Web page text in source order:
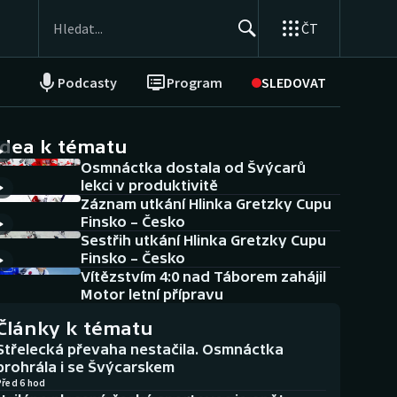
ČT
Podcasty Program SLEDOVAT
NEPŘEHLÉDNĚTE
Historické návraty
Aplikace ČT sport
AZ kvíz
k tématu
Osmnáctka dostala od Švýcarů
lekci v produktivitě
Záznam utkání Hlinka Gretzky Cupu
Finsko – Česko
Sestřih utkání Hlinka Gretzky Cupu
Finsko – Česko
Vítězstvím 4:0 nad Táborem zahájil
Motor letní přípravu
k tématu
převaha nestačila. Osmnáctka
i se Švýcarskem
6 hod